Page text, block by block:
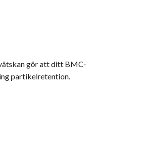
gör att ditt BMC-
partikelretention.